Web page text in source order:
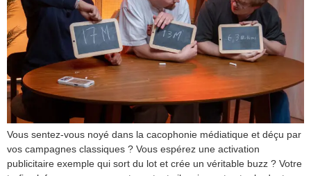
Vous sentez-vous noyé dans la cacophonie médiatique et déçu par
vos campagnes classiques ? Vous espérez une activation
publicitaire exemple qui sort du lot et crée un véritable buzz ? Votre